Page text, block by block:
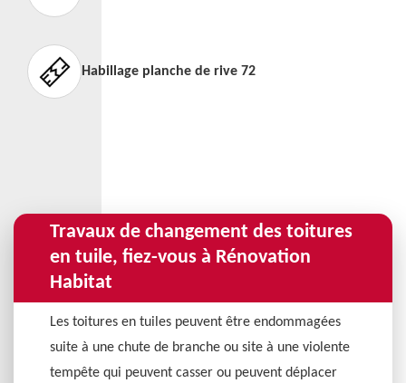
Habillage planche de rive 72
Travaux de changement des toitures
en tuile, fiez-vous à Rénovation
Habitat
Les toitures en tuiles peuvent être endommagées
suite à une chute de branche ou site à une violente
tempête qui peuvent casser ou peuvent déplacer